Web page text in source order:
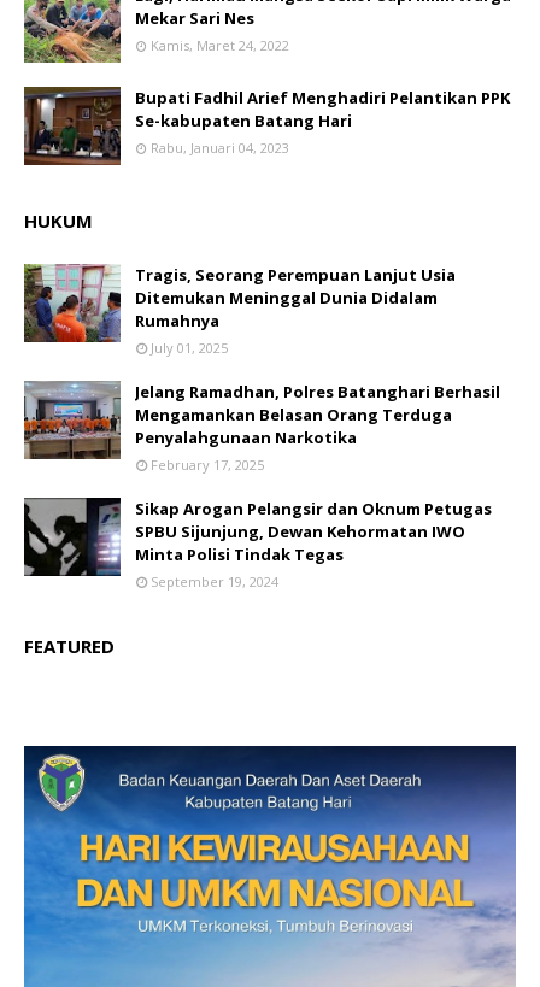
Mekar Sari Nes
Kamis, Maret 24, 2022
Bupati Fadhil Arief Menghadiri Pelantikan PPK
Se-kabupaten Batang Hari
Rabu, Januari 04, 2023
HUKUM
Tragis, Seorang Perempuan Lanjut Usia
Ditemukan Meninggal Dunia Didalam
Rumahnya
July 01, 2025
Jelang Ramadhan, Polres Batanghari Berhasil
Mengamankan Belasan Orang Terduga
Penyalahgunaan Narkotika
February 17, 2025
Sikap Arogan Pelangsir dan Oknum Petugas
SPBU Sijunjung, Dewan Kehormatan IWO
Minta Polisi Tindak Tegas
September 19, 2024
FEATURED